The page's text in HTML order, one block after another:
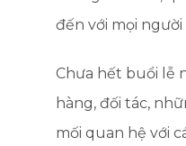
đến với mọi
Chưa hết buổi lễ
hàng, đối tác,
mối quan hệ với